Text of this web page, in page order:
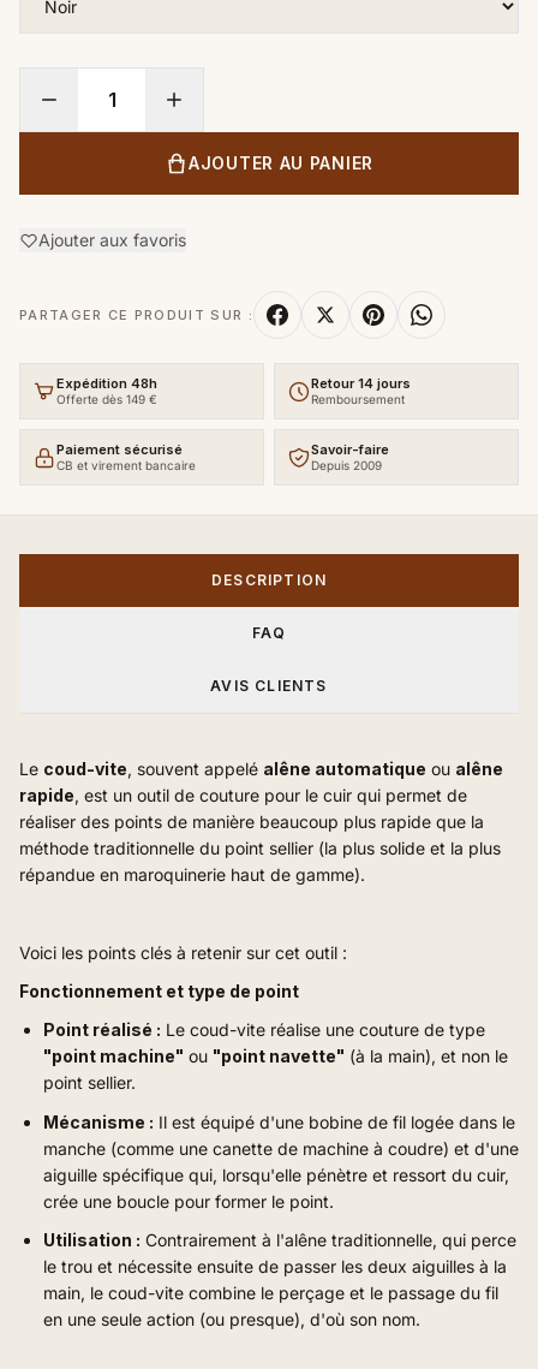
AJOUTER AU PANIER
Ajouter aux favoris
PARTAGER CE PRODUIT SUR :
Expédition 48h
Offerte dès 149 €
Retour 14 jours
Remboursement
Paiement sécurisé
CB et virement bancaire
Savoir-faire
Depuis 2009
DESCRIPTION
FAQ
AVIS CLIENTS
Le coud-vite, souvent appelé alêne automatique ou alêne
rapide, est un outil de couture pour le cuir qui permet de
réaliser des points de manière beaucoup plus rapide que la
méthode traditionnelle du point sellier (la plus solide et la plus
répandue en maroquinerie haut de gamme).
Voici les points clés à retenir sur cet outil :
Fonctionnement et type de point
Point réalisé : Le coud-vite réalise une couture de type
"point machine" ou "point navette" (à la main), et non le
point sellier.
Mécanisme : Il est équipé d'une bobine de fil logée dans le
manche (comme une canette de machine à coudre) et d'une
aiguille spécifique qui, lorsqu'elle pénètre et ressort du cuir,
crée une boucle pour former le point.
Utilisation : Contrairement à l'alêne traditionnelle, qui perce
le trou et nécessite ensuite de passer les deux aiguilles à la
main, le coud-vite combine le perçage et le passage du fil
en une seule action (ou presque), d'où son nom.